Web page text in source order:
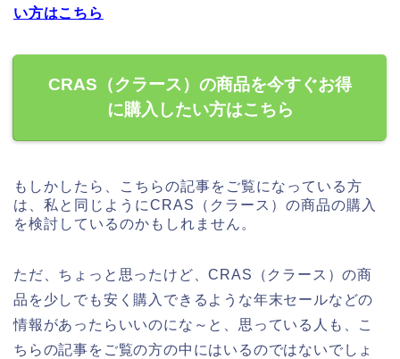
い方はこちら
CRAS（クラース）の商品を今すぐお得
に購入したい方はこちら
もしかしたら、こちらの記事をご覧になっている方
は、私と同じようにCRAS（クラース）の商品の購入
を検討しているのかもしれません。
ただ、ちょっと思ったけど、CRAS（クラース）の商
品を少しでも安く購入できるような年末セールなどの
情報があったらいいのにな～と、思っている人も、こ
ちらの記事をご覧の方の中にはいるのではないでしょ